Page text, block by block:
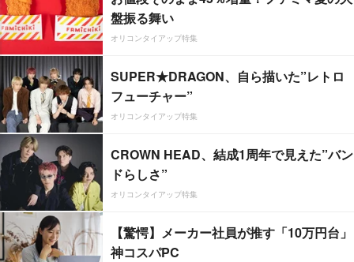
盤振る舞い
オリコンタイアップ特集
SUPER★DRAGON、自ら描いた”レトロ
フューチャー”
オリコンタイアップ特集
CROWN HEAD、結成1周年で見えた”バン
ドらしさ”
オリコンタイアップ特集
【驚愕】メーカー社員が推す「10万円台」
神コスパPC